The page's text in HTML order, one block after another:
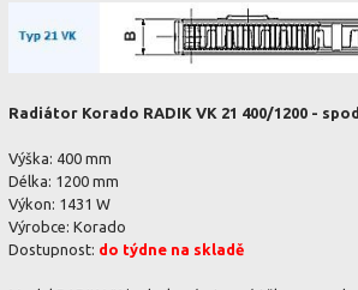
Radiátor Korado RADIK VK 21 400/1200 -
Výška: 400 mm
Délka: 1200 mm
Výkon: 1431 W
Výrobce: Korado
Dostupnost: do týdne na skladě